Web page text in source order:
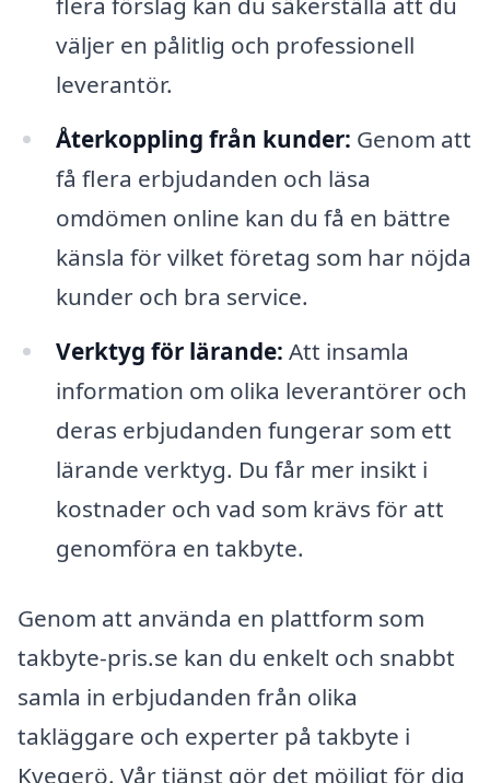
väljer en pålitlig och professionell
leverantör.
Återkoppling från kunder: Genom att
få flera erbjudanden och läsa
omdömen online kan du få en bättre
känsla för vilket företag som har nöjda
kunder och bra service.
Verktyg för lärande: Att insamla
information om olika leverantörer och
deras erbjudanden fungerar som ett
lärande verktyg. Du får mer insikt i
kostnader och vad som krävs för att
genomföra en takbyte.
Genom att använda en plattform som
takbyte-pris.se kan du enkelt och snabbt
samla in erbjudanden från olika
takläggare och experter på takbyte i
Kvegerö. Vår tjänst gör det möjligt för dig